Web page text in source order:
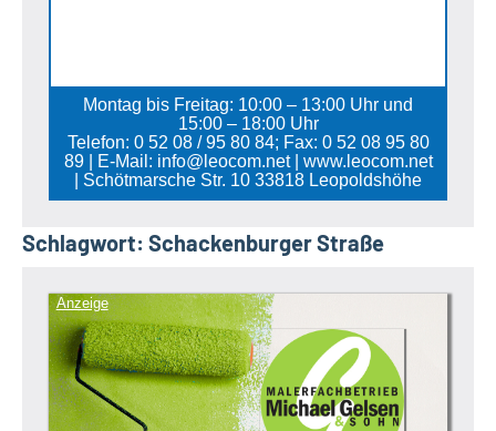
Montag bis Freitag: 10:00 – 13:00 Uhr und
15:00 – 18:00 Uhr
Telefon: 0 52 08 / 95 80 84; Fax: 0 52 08 95 80
89 | E-Mail: info@leocom.net | www.leocom.net
| Schötmarsche Str. 10 33818 Leopoldshöhe
Schlagwort: Schackenburger Straße
Anzeige